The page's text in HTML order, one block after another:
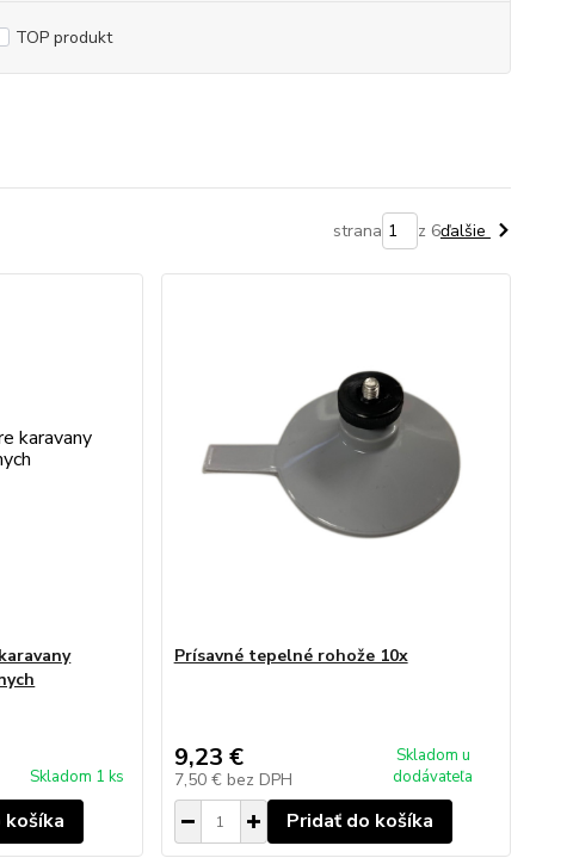
TOP produkt
strana z 6ďalšie
Skladom 1 ks
košíka
Prísavné tepelné rohože 10x
9,23 €
7,50 € bez DPH
Skladom u
dodávateľa
Pridať do košíka